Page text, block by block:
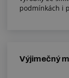
podmínkách i
Výjimečný